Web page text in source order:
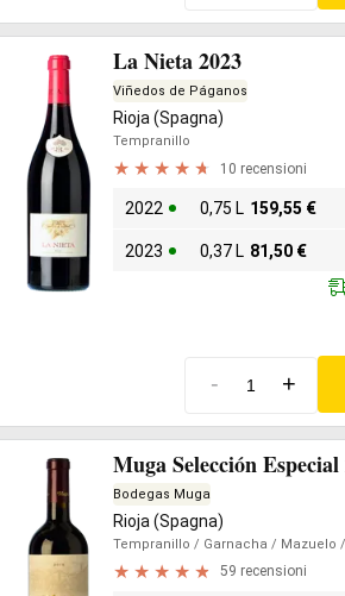
La Nieta 2023
Viñedos de Páganos
Rioja (Spagna)
Tempranillo
10 recensioni
2022 0,75 L 159,55 €
2023 0,37 L 81,50 €
- +
Muga Selección Especial
Bodegas Muga
Rioja (Spagna)
Tempranillo / Garnacha / Mazuelo
59 recensioni